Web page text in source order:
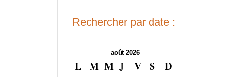
Rechercher par date :
août 2026
L M M J V S D